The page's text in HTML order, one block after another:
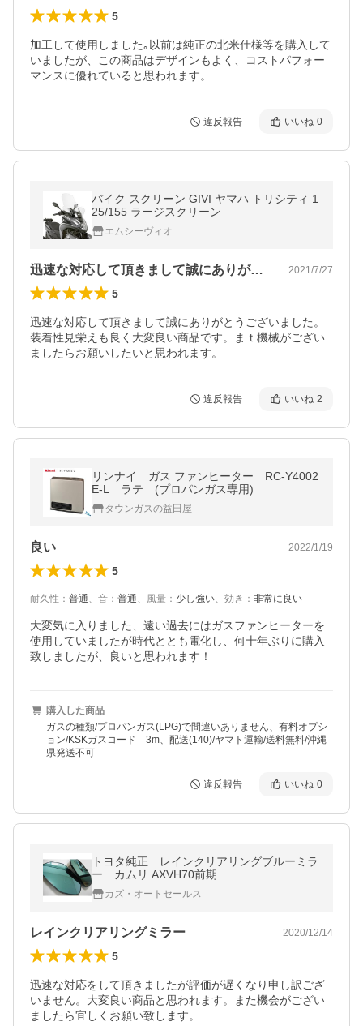
5
加工して使用しました｡以前は純正の北米仕様等を購入して
いましたが、この商品はデザインもよく、コストパフォー
マンスに優れていると思われます。
違反報告 いいね 0
バイク スクリーン GIVI ヤマハ トリシティ 1
25/155 ラージスクリーン
エムシーヴィオ
迅速な対応して頂きまして誠にありがとう… 2021/7/27
5
迅速な対応して頂きまして誠にありがとうございました。
装着性見栄えも良く大変良い商品です。まｔ機械がござい
ましたらお願いしたいと思われます。
違反報告 いいね 2
リンナイ ガス ファンヒーター RC-Y4002
E-L ラテ (プロパンガス専用)
タウンガスの益田屋
良い 2022/1/19
5
耐久性 ： 普通、 音 ： 普通、 風量 ： 少し強い、 効き ： 非常に良い
大変気に入りました、遠い過去にはガスファンヒーターを
使用していましたが時代ととも電化し、何十年ぶりに購入
致しましたが、良いと思われます！
購入した商品
ガスの種類/プロパンガス(LPG)で間違いありません、有料オプシ
ョン/KSKガスコード 3m、配送(140)/ヤマト運輸/送料無料/沖縄
県発送不可
違反報告 いいね 0
トヨタ純正 レインクリアリングブルーミラ
ー カムリ AXVH70前期
カズ・オートセールス
レインクリアリングミラー 2020/12/14
5
迅速な対応をして頂きましたが評価が遅くなり申し訳ござ
いません。大変良い商品と思われます。また機会がござい
ましたら宜しくお願い致します。